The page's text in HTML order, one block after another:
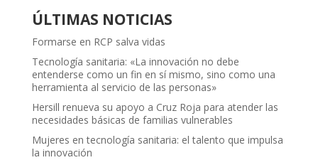
ÚLTIMAS NOTICIAS
Formarse en RCP salva vidas
Tecnología sanitaria: «La innovación no debe
entenderse como un fin en sí mismo, sino como una
herramienta al servicio de las personas»
Hersill renueva su apoyo a Cruz Roja para atender las
necesidades básicas de familias vulnerables
Mujeres en tecnología sanitaria: el talento que impulsa
la innovación